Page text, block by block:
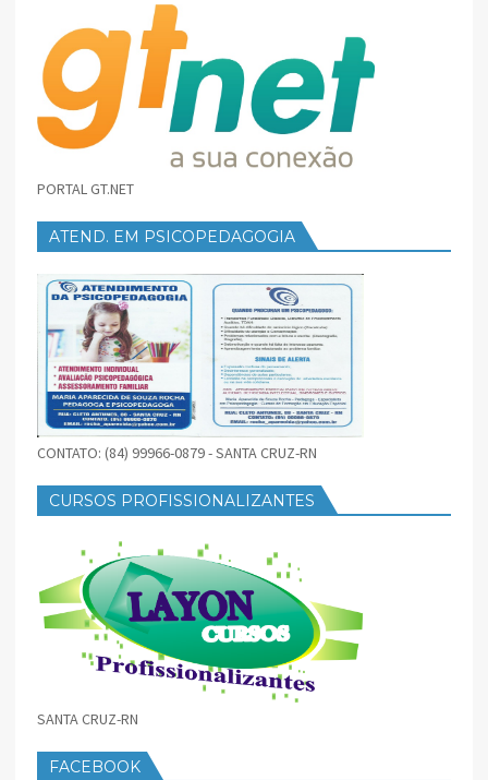
PORTAL GT.NET
ATEND. EM PSICOPEDAGOGIA
CONTATO: (84) 99966-0879 - SANTA CRUZ-RN
CURSOS PROFISSIONALIZANTES
SANTA CRUZ-RN
FACEBOOK